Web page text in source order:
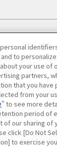
について
提携をご検討
to
your use of
partners,
that you
from your
" to see more
period of
of our sharing of
click [Do Not
to exercise